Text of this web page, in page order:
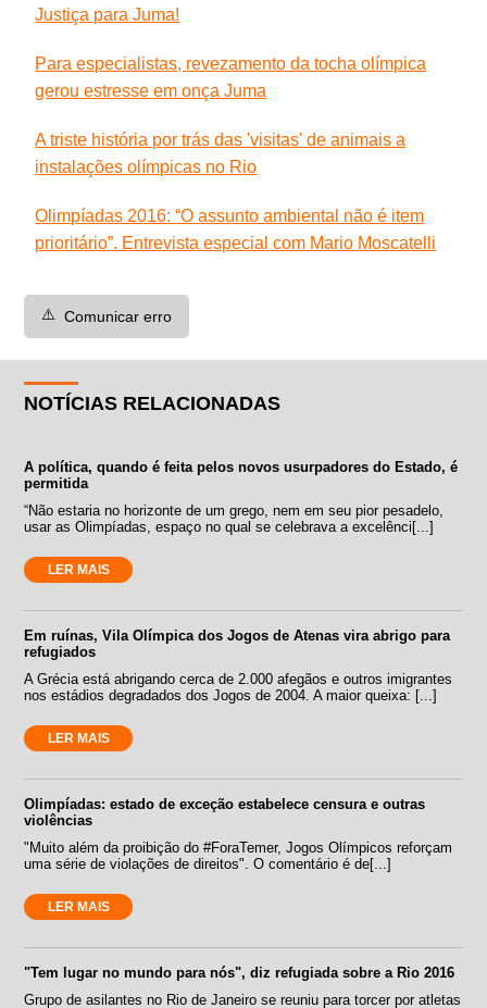
Justiça para Juma!
Para especialistas, revezamento da tocha olímpica
gerou estresse em onça Juma
A triste história por trás das 'visitas' de animais a
instalações olímpicas no Rio
Olimpíadas 2016: “O assunto ambiental não é item
prioritário”. Entrevista especial com Mario Moscatelli
⚠️ Comunicar erro
NOTÍCIAS RELACIONADAS
A política, quando é feita pelos novos usurpadores do Estado, é
permitida
“Não estaria no horizonte de um grego, nem em seu pior pesadelo,
usar as Olimpíadas, espaço no qual se celebrava a excelênci[...]
LER MAIS
Em ruínas, Vila Olímpica dos Jogos de Atenas vira abrigo para
refugiados
A Grécia está abrigando cerca de 2.000 afegãos e outros imigrantes
nos estádios degradados dos Jogos de 2004. A maior queixa: [...]
LER MAIS
Olimpíadas: estado de exceção estabelece censura e outras
violências
"Muito além da proibição do #ForaTemer, Jogos Olímpicos reforçam
uma série de violações de direitos". O comentário é de[...]
LER MAIS
"Tem lugar no mundo para nós", diz refugiada sobre a Rio 2016
Grupo de asilantes no Rio de Janeiro se reuniu para torcer por atletas